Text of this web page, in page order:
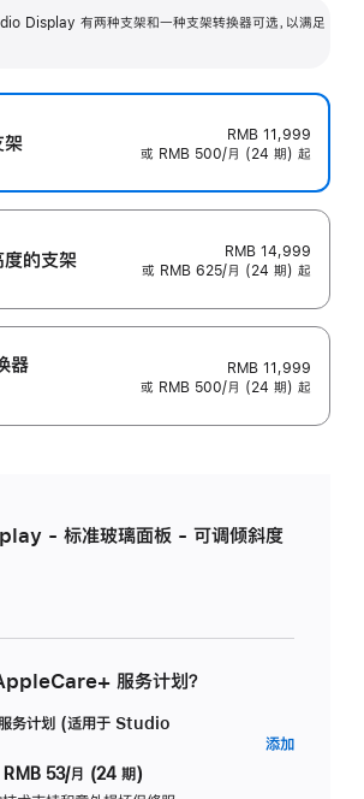
Display 有两种支架和一种支架转换器可选，以满足
架
RMB 11,999
或 RMB 500/月 (24 期) 起
度的支‍架
RMB 14,999
或 RMB 625/月 (24 期) 起
器
RMB 11,999
或 RMB 500/月 (24 期) 起
- 标准玻璃面板 - 可调倾斜度
服务计划？
务计划 (适用于 Studio
RMB 53/月 (24 期)
添加